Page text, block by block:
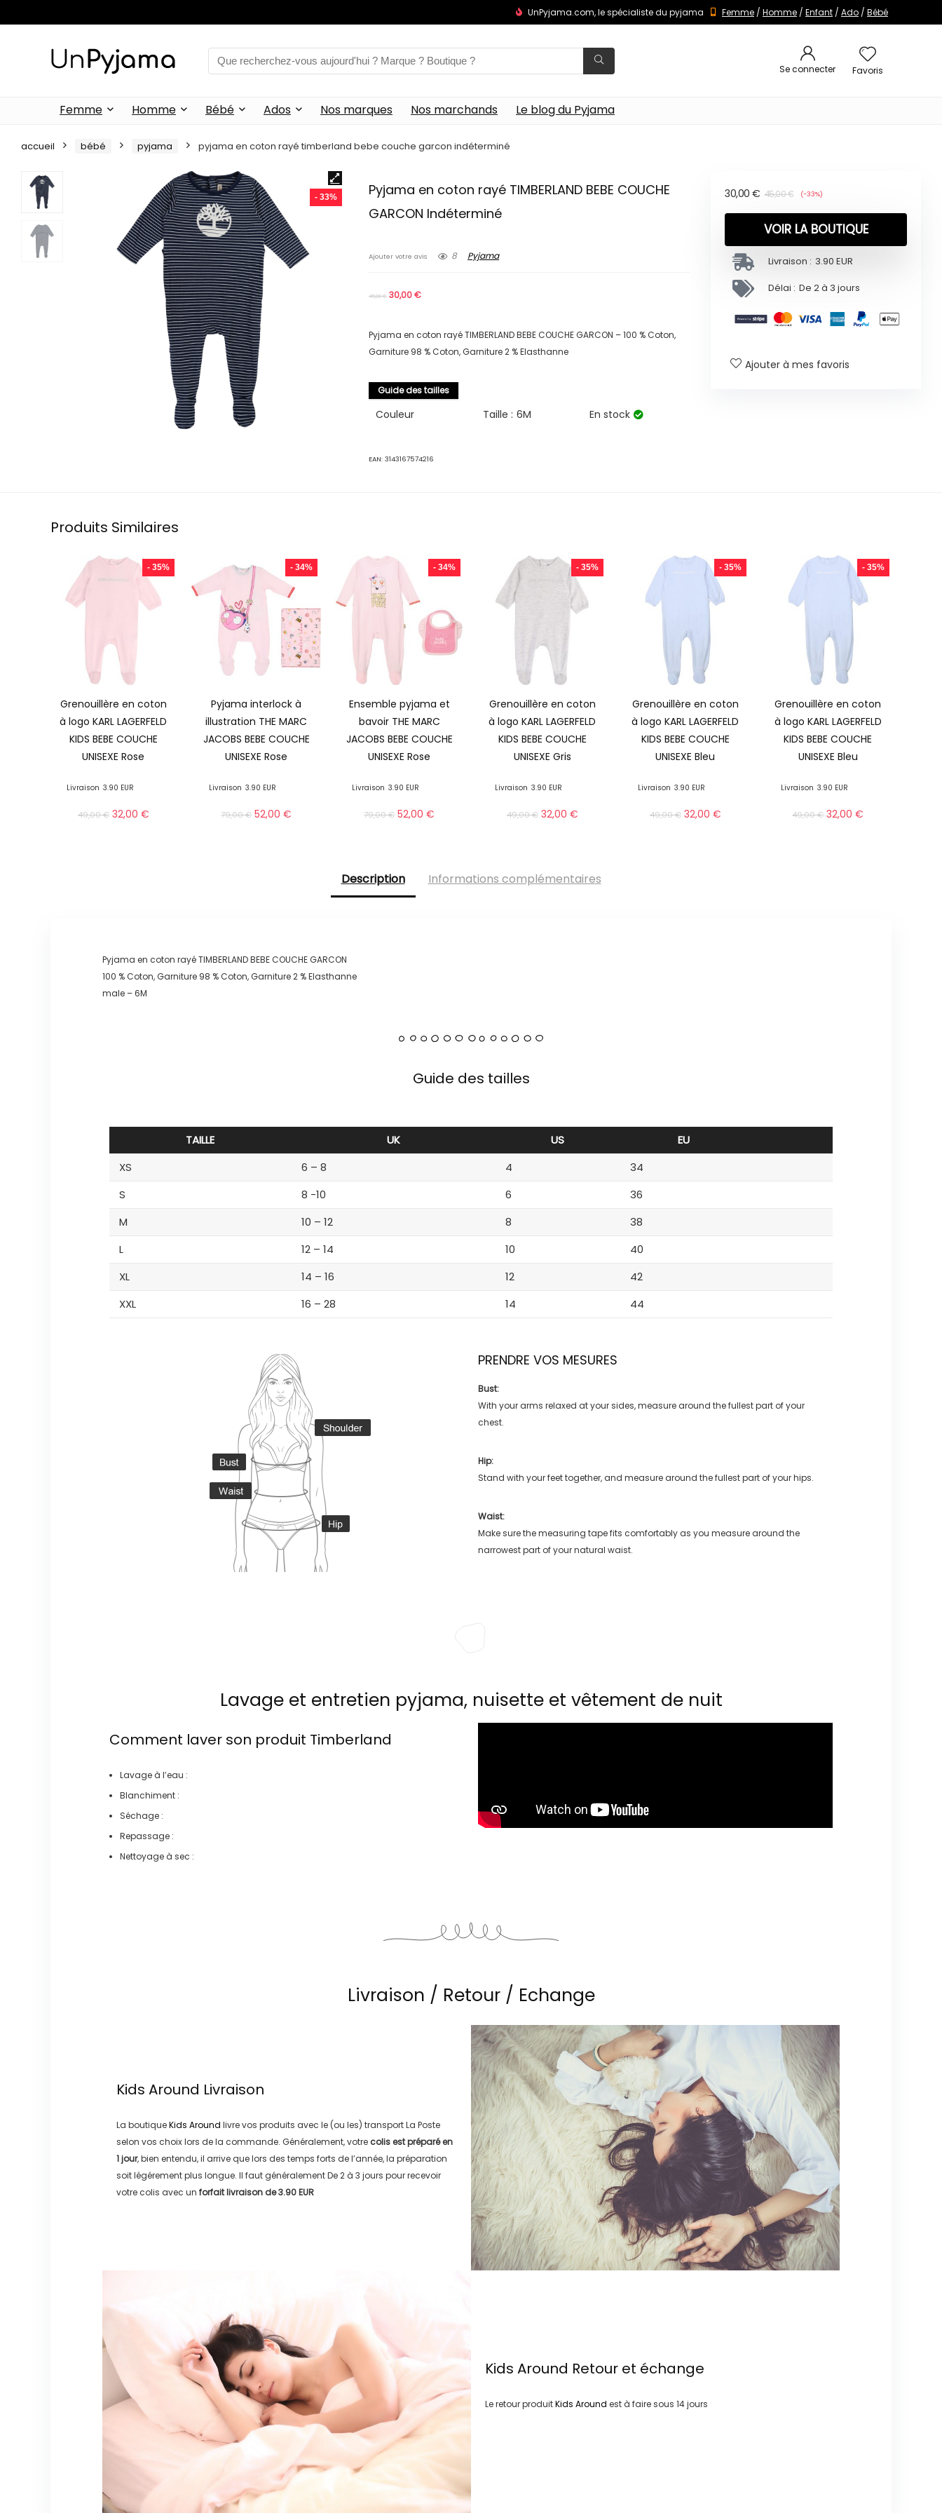
UnPyjama.com, le spécialiste du pyjama Femme / Homme / Enfant / Ado / Bébé
Se connecter Favoris
Femme Homme Bébé Ados Nos marques Nos marchands Le blog du Pyjama
accueil bébé pyjama pyjama en coton rayé timberland bebe couche garcon indéterminé
- 33%
Pyjama en coton rayé TIMBERLAND BEBE COUCHE
GARCON Indéterminé
Ajouter votre avis 8 Pyjama
45,00€ 30,00€
Pyjama en coton rayé TIMBERLAND BEBE COUCHE GARCON – 100 % Coton,
Garniture 98 % Coton, Garniture 2 % Elasthanne
Guide des tailles
Couleur Taille : 6M En stock
EAN:3143167574216
45,00€
30,00 € (-33%)
VOIR LA BOUTIQUE
Livraison : 3.90 EUR
Délai : De 2 à 3 jours
Ajouter à mes favoris
Produits Similaires
- 35%
Grenouillère en coton
à logo KARL LAGERFELD
KIDS BEBE COUCHE
UNISEXE Rose
Livraison 3.90 EUR
49,00€ 32,00 €
- 34%
Pyjama interlock à
illustration THE MARC
JACOBS BEBE COUCHE
UNISEXE Rose
Livraison 3.90 EUR
79,00€ 52,00€
- 34%
Ensemble pyjama et
bavoir THE MARC
JACOBS BEBE COUCHE
UNISEXE Rose
Livraison 3.90 EUR
79,00€ 52,00€
- 35%
Grenouillère en coton
à logo KARL LAGERFELD
KIDS BEBE COUCHE
UNISEXE Gris
Livraison 3.90 EUR
49,00€ 32,00 €
- 35%
Grenouillère en coton
à logo KARL LAGERFELD
KIDS BEBE COUCHE
UNISEXE Bleu
Livraison 3.90 EUR
49,00€ 32,00 €
- 35%
Grenouillère en coton
à logo KARL LAGERFELD
KIDS BEBE COUCHE
UNISEXE Bleu
Livraison 3.90 EUR
49,00€ 32,00€
Description Informations complémentaires
Pyjama en coton rayé TIMBERLAND BEBE COUCHE GARCON
100 % Coton, Garniture 98 % Coton, Garniture 2 % Elasthanne
male – 6M
Guide des tailles
TAILLE UK US
EU
XS
6 – 8 4
34
S
8 -10 6
36
M
10 – 12 8
38
L
12 – 14 10
40
XL
14 – 16 12
42
XXL
16 – 28 14 44
PRENDRE VOS MESURES
Bust:
With your arms relaxed at your sides, measure around the fullest part of your
chest.
Hip:
Stand with your feet together, and measure around the fullest part of your hips.
Waist:
Make sure the measuring tape fits comfortably as you measure around the
narrowest part of your natural waist.
Lavage et entretien pyjama, nuisette et vêtement de nuit
Comment laver son produit Timberland
Lavage à l’eau :
Blanchiment :
Séchage :
Repassage :
Nettoyage à sec :
Livraison / Retour / Echange
Kids Around Livraison
La boutiqueKids Around livre vos produits avec le (ou les) transportLa Poste
selon vos choix lors de la commande. Généralement, votre colis est préparé en
1 jour, bien entendu, il arrive que lors des temps forts de l’année, la préparation
soit légérement plus longue. Il faut généralementDe 2 à 3 jours pour recevoir
votre colis avec un forfait livraison de3.90 EUR
Kids Around Retour et échange
Le retour produitKids Around est à faire sous 14 jours